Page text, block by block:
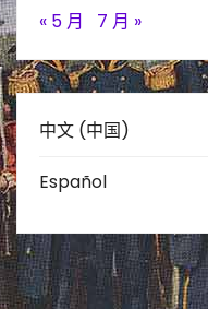
« 5 月 7 月 »
中文 (中国)
Español